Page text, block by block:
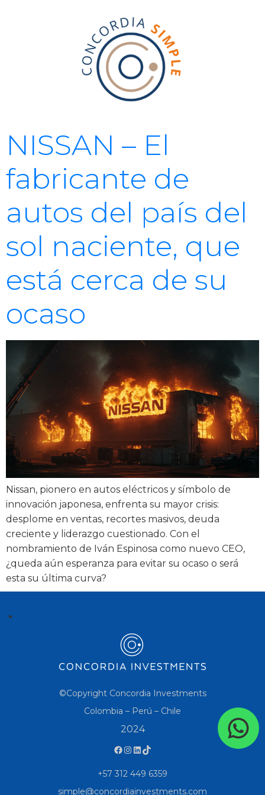
NISSAN – El
fabricante de
autos del país del
sol naciente, que
está cerca de su
ocaso
Nissan, pionero en autos eléctricos y símbolo de
innovación japonesa, enfrenta su mayor crisis:
desplome en ventas, recortes masivos, deuda
creciente y liderazgo cuestionado. Con el
nombramiento de Iván Espinosa como nuevo CEO,
¿queda aún esperanza para evitar su ocaso o será
esta su última curva?
©Copyright Concordia Investments
Colombia – Perú – Chile
2024
+57 312 449 6359
simple@concordiainvestments.com